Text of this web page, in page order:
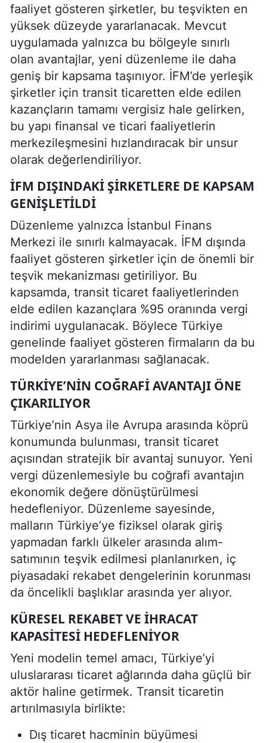
faaliyet gösteren şirketler, bu teşvikten en
yüksek düzeyde yararlanacak. Mevcut
uygulamada yalnızca bu bölgeyle sınırlı
olan avantajlar, yeni düzenleme ile daha
geniş bir kapsama taşınıyor. İFM’de yerleşik
şirketler için transit ticaretten elde edilen
kazançların tamamı vergisiz hale gelirken,
bu yapı finansal ve ticari faaliyetlerin
merkezileşmesini hızlandıracak bir unsur
olarak değerlendiriliyor.
İFM DIŞINDAKI ŞIRKETLERE DE KAPSAM
GENIŞLETILDI
Düzenleme yalnızca İstanbul Finans
Merkezi ile sınırlı kalmayacak. İFM dışında
faaliyet gösteren şirketler için de önemli bir
teşvik mekanizması getiriliyor. Bu
kapsamda, transit ticaret faaliyetlerinden
elde edilen kazançlara %95 oranında vergi
indirimi uygulanacak. Böylece Türkiye
genelinde faaliyet gösteren firmaların da bu
modelden yararlanması sağlanacak.
TÜRKIYE’NIN COĞRAFI AVANTAJI ÖNE
ÇIKARILIYOR
Türkiye’nin Asya ile Avrupa arasında köprü
konumunda bulunması, transit ticaret
açısından stratejik bir avantaj sunuyor. Yeni
vergi düzenlemesiyle bu coğrafi avantajın
ekonomik değere dönüştürülmesi
hedefleniyor. Düzenleme sayesinde,
malların Türkiye’ye fiziksel olarak giriş
yapmadan farklı ülkeler arasında alım-
satımının teşvik edilmesi planlanırken, iç
piyasadaki rekabet dengelerinin korunması
da öncelikli başlıklar arasında yer alıyor.
KÜRESEL REKABET VE IHRACAT
KAPASITESI HEDEFLENIYOR
Yeni modelin temel amacı, Türkiye’yi
uluslararası ticaret ağlarında daha güçlü bir
aktör haline getirmek. Transit ticaretin
artırılmasıyla birlikte:
Dış ticaret hacminin büyümesi